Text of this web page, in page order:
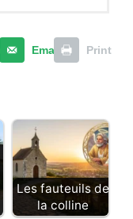
Email Print
Les fauteuils de
la colline